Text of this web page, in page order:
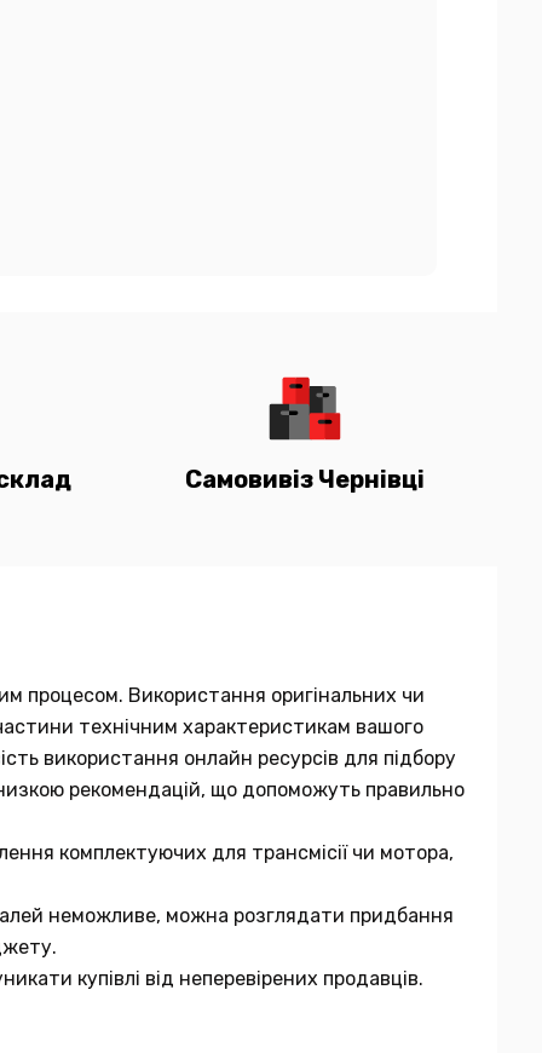
Самовивіз Чернівці
процесом. Використання оригінальних чи
технічним характеристикам вашого
використання онлайн ресурсів для підбору
рекомендацій, що допоможуть правильно
комплектуючих для трансмісії чи мотора,
неможливе, можна розглядати придбання
купівлі від неперевірених продавців.